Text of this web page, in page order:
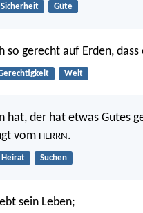
Sicherheit Güte
so gerecht auf Erden,
Welt
hat, der hat etwas Gutes
vom HERRN .
Heirat Suchen
sein Leben;